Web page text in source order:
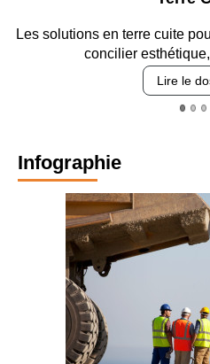
cuite poursuivent leur évolution
performances…
Infographie